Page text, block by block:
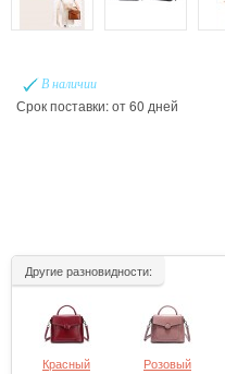
В наличии
Срок поставки: от 60 дней
Другие разновидности:
Красный Розовый